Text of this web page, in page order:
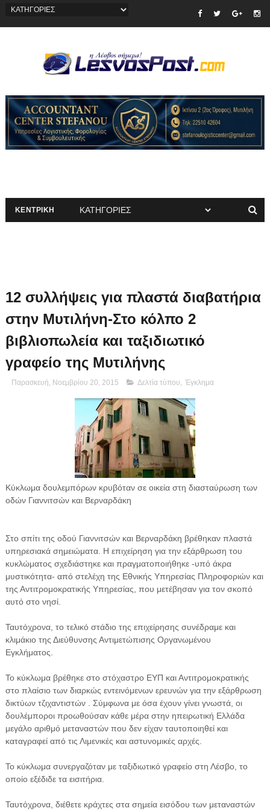
ΚΕΝΤΡΙΚΗ
12 συλλήψεις για πλαστά διαβατήρια
στην Μυτιλήνη-Στο κόλπο 2
βιβλιοπωλεία και ταξιδιωτικό
γραφείο της Μυτιλήνης
Παρασκευή, Νοεμβρίου 20, 2015 Δελτία τύπου Έγκλημα
Κύκλωμα δουλεμπόρων κρυβόταν σε οικεία στη διασταύρωση των
οδών Γιαννιτσών και Βερναρδάκη
Στο σπίτι της οδού Γιαννιτσών και Βερναρδάκη βρέθηκαν πλαστά
υπηρεσιακά σημειώματα. Η επιχείρηση για την εξάρθρωση του
κυκλώματος σχεδιάστηκε και πραγματοποιήθηκε -υπό άκρα
μυστικότητα- από στελέχη της Εθνικής Υπηρεσίας Πληροφοριών και
της Αντιτρομοκρατικής Υπηρεσίας, που μετέβησαν για τον σκοπό
αυτό στο νησί.
Ταυτόχρονα, το τελικό στάδιο της επιχείρησης συνέδραμε και
κλιμάκιο της Διεύθυνσης Αντιμετώπισης Οργανωμένου
Εγκλήματος.
Το κύκλωμα βρέθηκε στο στόχαστρο ΕΥΠ και Αντιτρομοκρατικής
στο πλαίσιο των διαρκώς εντεινόμενων ερευνών για την εξάρθρωση
δικτύων τζιχαντιστών . Σύμφωνα με όσα έχουν γίνει γνωστά, οι
δουλέμποροι προωθούσαν κάθε μέρα στην ηπειρωτική Ελλάδα
μεγάλο αριθμό μεταναστών που δεν είχαν ταυτοποιηθεί και
καταγραφεί από τις Λιμενικές και αστυνομικές αρχές.
Το κύκλωμα συνεργαζόταν με ταξιδιωτικό γραφείο στη Λέσβο, το
οποίο εξέδιδε τα εισιτήρια.
Ταυτόχρονα, διέθετε κράχτες στα σημεία εισόδου των μεταναστών